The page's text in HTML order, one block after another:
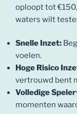
oploopt tot
waters wilt
Snelle Inzet:
voelen.
Hoge Risico
vertrouwd bent
Volledige
momenten